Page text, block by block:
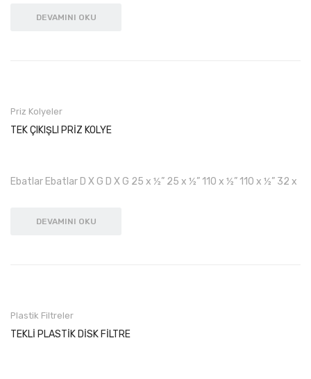
DEVAMINI OKU
Priz Kolyeler
TEK ÇIKIŞLI PRİZ KOLYE
Ebatlar Ebatlar D X G D X G 25 x ½” 25 x ½” 110 x ½” 110 x ½” 32 x
DEVAMINI OKU
Plastik Filtreler
TEKLİ PLASTİK DİSK FİLTRE